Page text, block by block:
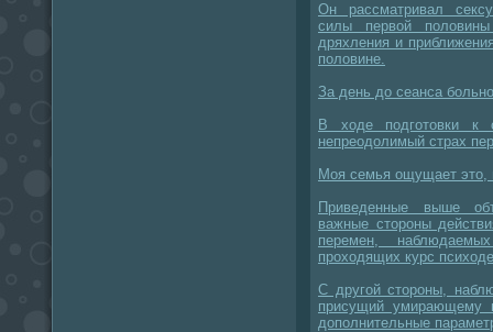
Он рассматривал
силы первой
дряхления и
половине.
За день до сеанса
В ходе подготовки к
непреодолимый страх
Моя семья ощущает это,
Приведенные выше
важные стороны
перемен,
проходящих курс
С другой стороны,
присущий умирающему
дополнительные